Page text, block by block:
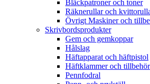
Bläckpatroner och toner
Räknerullar och
Övrigt Maskiner och
Skrivbordsprodukter
Gem och gemkoppar
Hålslag
Häftapparat och häftpistol
Häftklammer och tillbehör
Pennfodral